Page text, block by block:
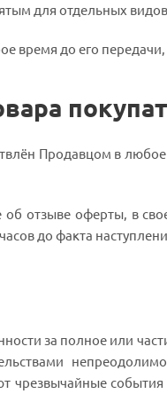
для отдельных
время до его
Продавцом в любое
отзыве оферты, в
до факта
за полное или